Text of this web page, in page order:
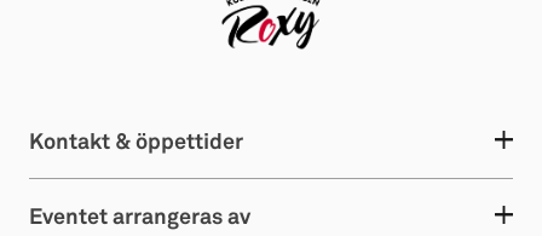
Kontakt & öppettider
Eventet arrangeras av